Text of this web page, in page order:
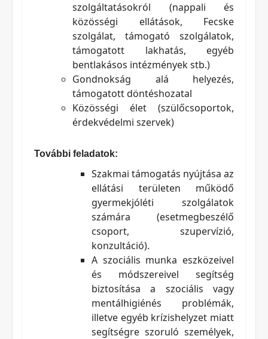
szolgáltatásokról (nappali és
közösségi ellátások, Fecske
szolgálat, támogató szolgálatok,
támogatott lakhatás, egyéb
bentlakásos intézmények stb.)
Gondnokság alá helyezés,
támogatott döntéshozatal
Közösségi élet (szülőcsoportok,
érdekvédelmi szervek)
További feladatok:
Szakmai támogatás nyújtása az
ellátási területen működő
gyermekjóléti szolgálatok
számára (esetmegbeszélő
csoport, szupervízió,
konzultáció).
A szociális munka eszközeivel
és módszereivel segítség
biztosítása a szociális vagy
mentálhigiénés problémák,
illetve egyéb krízishelyzet miatt
segítségre szoruló személyek,